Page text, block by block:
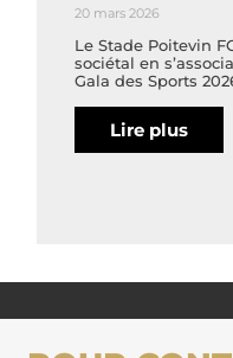
20 mars 2026
Le Stade Poitevin
sociétal en
Gala des Sports
Lire plus